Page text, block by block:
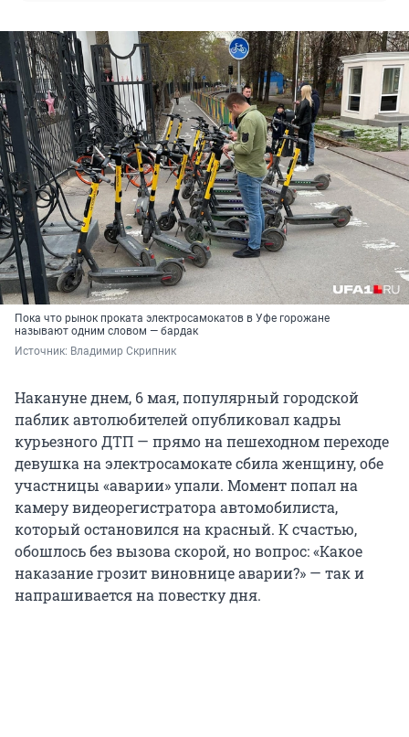
Пока что рынок проката электросамокатов в Уфе горожане
называют одним словом — бардак
Источник: Владимир Скрипник
Накануне днем, 6 мая, популярный городской
паблик автолюбителей опубликовал кадры
курьезного ДТП — прямо на пешеходном переходе
девушка на электросамокате сбила женщину, обе
участницы «аварии» упали. Момент попал на
камеру видеорегистратора автомобилиста,
который остановился на красный. К счастью,
обошлось без вызова скорой, но вопрос: «Какое
наказание грозит виновнице аварии?» — так и
напрашивается на повестку дня.